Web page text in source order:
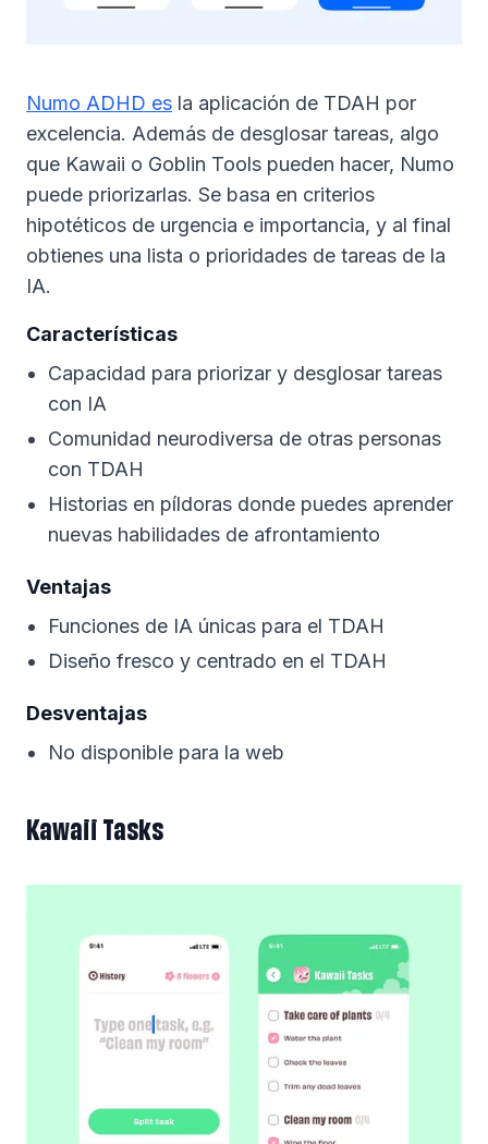
Numo ADHD es la aplicación de TDAH por
excelencia. Además de desglosar tareas, algo
que Kawaii o Goblin Tools pueden hacer, Numo
puede priorizarlas. Se basa en criterios
hipotéticos de urgencia e importancia, y al final
obtienes una lista o prioridades de tareas de la
IA.
Características
Capacidad para priorizar y desglosar tareas
con IA
Comunidad neurodiversa de otras personas
con TDAH
Historias en píldoras donde puedes aprender
nuevas habilidades de afrontamiento
Ventajas
Funciones de IA únicas para el TDAH
Diseño fresco y centrado en el TDAH
Desventajas
No disponible para la web
Kawaii Tasks